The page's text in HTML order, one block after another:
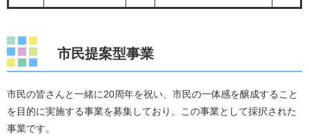
市民提案型事業
市民の皆さんと一緒に20周年を祝い、市民の一体感を醸成すること
を目的に実施する事業を募集しており、この事業として採択された
事業です。